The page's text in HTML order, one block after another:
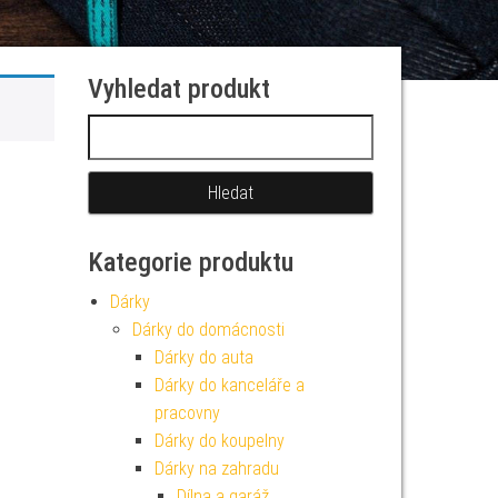
Vyhledat produkt
Kategorie produktu
Dárky
Dárky do domácnosti
Dárky do auta
Dárky do kanceláře a
pracovny
Dárky do koupelny
Dárky na zahradu